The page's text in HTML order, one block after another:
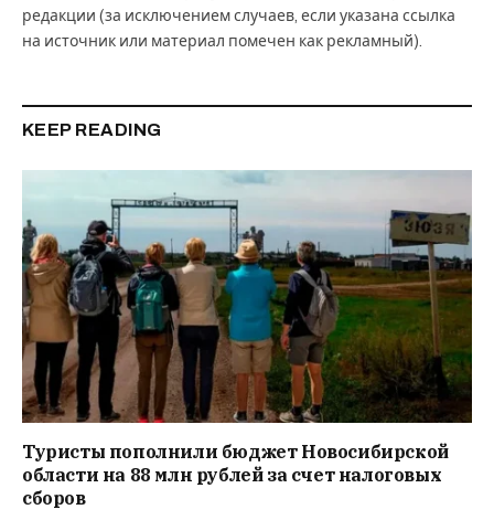
редакции (за исключением случаев, если указана ссылка
на источник или материал помечен как рекламный).
KEEP READING
Туристы пополнили бюджет Новосибирской
области на 88 млн рублей за счет налоговых
сборов